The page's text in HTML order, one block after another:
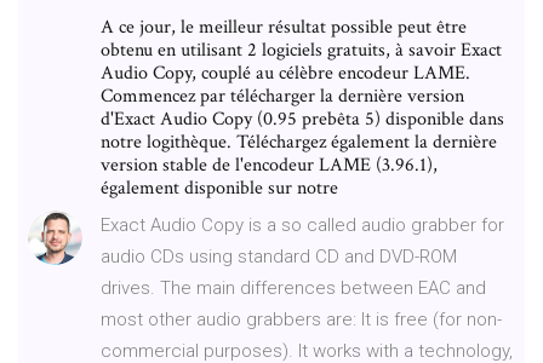
A ce jour, le meilleur résultat possible peut être
obtenu en utilisant 2 logiciels gratuits, à savoir Exact
Audio Copy, couplé au célèbre encodeur LAME.
Commencez par télécharger la dernière version
d'Exact Audio Copy (0.95 prebêta 5) disponible dans
notre logithèque. Téléchargez également la dernière
version stable de l'encodeur LAME (3.96.1),
également disponible sur notre
Exact Audio Copy is a so called audio grabber for
audio CDs using standard CD and DVD-ROM
drives. The main differences between EAC and
most other audio grabbers are: It is free (for non-
commercial purposes). It works with a technology,